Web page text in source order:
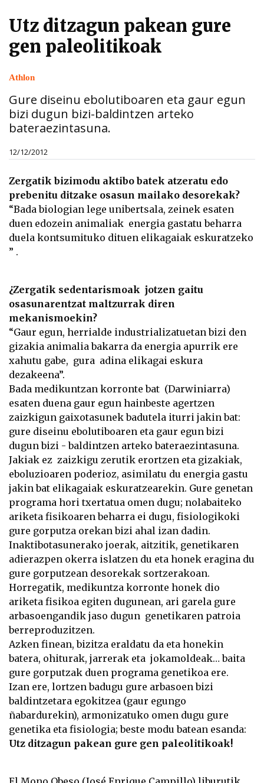
Utz ditzagun pakean gure
gen paleolitikoak
Athlon
Gure diseinu ebolutiboaren eta gaur egun
bizi dugun bizi-baldintzen arteko
bateraezintasuna.
12/12/2012
Zergatik bizimodu aktibo batek atzeratu edo
prebenitu ditzake osasun mailako desorekak?
“Bada biologian lege unibertsala, zeinek esaten
duen edozein animaliak energia gastatu beharra
duela kontsumituko dituen elikagaiak eskuratzeko
” .
¿Zergatik sedentarismoak jotzen gaitu
osasunarentzat maltzurrak diren
mekanismoekin?
“Gaur egun, herrialde industrializatuetan bizi den
gizakia animalia bakarra da energia apurrik ere
xahutu gabe, gura adina elikagai eskura
dezakeena”.
Bada medikuntzan korronte bat (Darwiniarra)
esaten duena gaur egun hainbeste agertzen
zaizkigun gaixotasunek badutela iturri jakin bat:
gure diseinu ebolutiboaren eta gaur egun bizi
dugun bizi - baldintzen arteko bateraezintasuna.
Jakiak ez zaizkigu zerutik erortzen eta gizakiak,
eboluzioaren poderioz, asimilatu du energia gastu
jakin bat elikagaiak eskuratzearekin. Gure genetan
programa hori txertatua omen dugu; nolabaiteko
ariketa fisikoaren beharra ei dugu, fisiologikoki
gure gorputza orekan bizi ahal izan dadin.
Inaktibotasunerako joerak, aitzitik, genetikaren
adierazpen okerra islatzen du eta honek eragina du
gure gorputzean desorekak sortzerakoan.
Horregatik, medikuntza korronte honek dio
ariketa fisikoa egiten dugunean, ari garela gure
arbasoengandik jaso dugun genetikaren patroia
berreproduzitzen.
Azken finean, bizitza eraldatu da eta honekin
batera, ohiturak, jarrerak eta jokamoldeak… baita
gure gorputzak duen programa genetikoa ere.
Izan ere, lortzen badugu gure arbasoen bizi
baldintzetara egokitzea (gaur egungo
ñabardurekin), armonizatuko omen dugu gure
genetika eta fisiologia; beste modu batean esanda:
Utz ditzagun pakean gure gen paleolitikoak!